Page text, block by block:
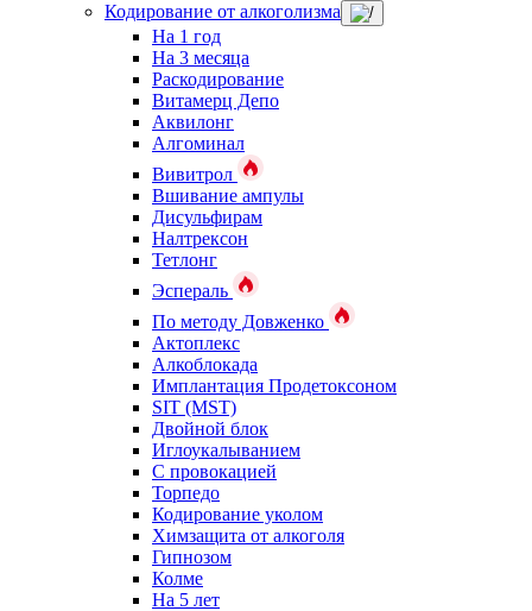
Кодирование от алкоголизма
На 1 год
На 3 месяца
Раскодирование
Витамерц Депо
Аквилонг
Алгоминал
Вивитрол
Вшивание ампулы
Дисульфирам
Налтрексон
Тетлонг
Эспераль
По методу Довженко
Актоплекс
Алкоблокада
Имплантация Продетоксоном
SIT (MST)
Двойной блок
Иглоукалыванием
С провокацией
Торпедо
Кодирование уколом
Химзащита от алкоголя
Гипнозом
Колме
На 5 лет